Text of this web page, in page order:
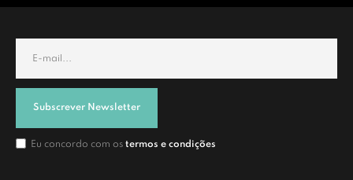
Subscrever Newsletter
Eu concordo com os termos e condições